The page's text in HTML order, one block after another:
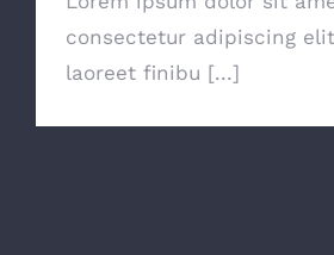
consectetur adipiscing
laoreet finibu [...]